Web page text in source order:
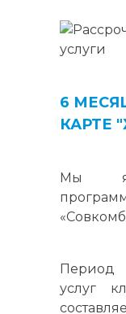
6
КАРТЕ
Мы
Период
услуг